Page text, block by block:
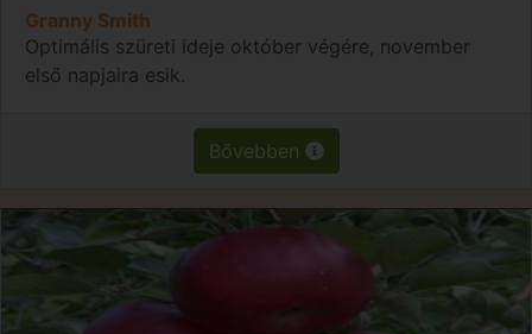
Granny Smith
Optimális szüreti ideje október végére, november
első napjaira esik.
Bővebben